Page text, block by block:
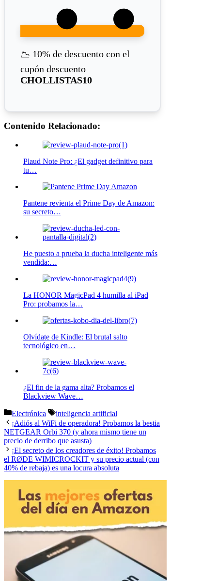
📉 10% de descuento con el
cupón descuento
CHOLLISTAS10
Contenido Relacionado:
Plaud Note Pro: ¿El gadget definitivo para
tu…
Pantene revienta el Prime Day de Amazon:
su secreto…
He puesto a prueba la ducha inteligente más
vendida:…
La HONOR MagicPad 4 humilla al iPad
Pro: probamos la…
Olvídate de Kindle: El brutal salto
tecnológico en…
¿El fin de la gama alta? Probamos el
Blackview Wave…
Categorías
Electrónica Etiquetas
inteligencia artificial
¡Adiós al WiFi de operadora! Probamos la bestia
NETGEAR Orbi 370 (y ahora mismo tiene un
precio de derribo que asusta)
¡El secreto de los creadores de éxito! Probamos
el RØDE WIMICROCKIT y su precio actual (con
40% de rebaja) es una locura absoluta